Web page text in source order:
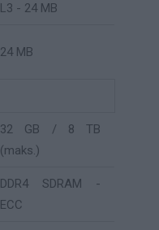
L3 - 24 MB
24 MB
32 GB / 8 TB
(maks.)
DDR4 SDRAM -
ECC